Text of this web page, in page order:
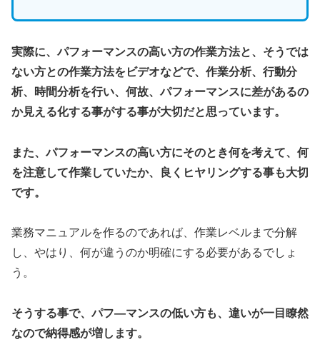
実際に、パフォーマンスの高い方の作業方法と、そうでは
ない方との作業方法をビデオなどで、作業分析、行動分
析、時間分析を行い、何故、パフォーマンスに差があるの
か見える化する事がする事が大切だと思っています。
また、パフォーマンスの高い方にそのとき何を考えて、何
を注意して作業していたか、良くヒヤリングする事も大切
です。
業務マニュアルを作るのであれば、作業レベルまで分解
し、やはり、何が違うのか明確にする必要があるでしょ
う。
そうする事で、パフ―マンスの低い方も、違いが一目瞭然
なので納得感が増します。